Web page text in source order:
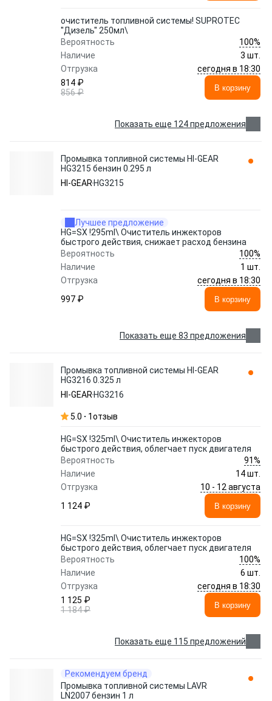
очиститель топливной системы! SUPROTEC
''Дизель'' 250мл\
Вероятность
100%
Наличие
3 шт.
Отгрузка
сегодня в 18:30
814 ₽
856 ₽
В корзину
Показать еще 124 предложения
Промывка топливной системы HI-GEAR
HG3215 бензин 0.295 л
HI-GEAR HG3215
Лучшее предложение
HG=SX !295ml\ Очиститель инжекторов
быстрого действия, снижает расход бензина
Вероятность
100%
Наличие
1 шт.
Отгрузка
сегодня в 18:30
997 ₽
В корзину
Показать еще 83 предложения
Промывка топливной системы HI-GEAR
HG3216 0.325 л
HI-GEAR HG3216
5.0 1отзыв
HG=SX !325ml\ Очиститель инжекторов
быстрого действия, облегчает пуск двигателя
Вероятность
91%
Наличие
14 шт.
Отгрузка
10 - 12 августа
1 124 ₽
В корзину
HG=SX !325ml\ Очиститель инжекторов
быстрого действия, облегчает пуск двигателя
Вероятность
100%
Наличие
6 шт.
Отгрузка
сегодня в 18:30
1 125 ₽
1 184 ₽
В корзину
Показать еще 115 предложений
Рекомендуем бренд
Промывка топливной системы LAVR
LN2007 бензин 1 л